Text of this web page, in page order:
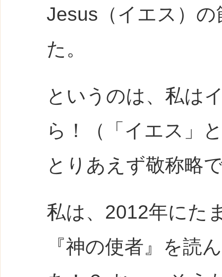
Jesus（イエス）
た。
というのは、私は
ら！（「イエス」
とりあえず敬称略
私は、2012年にた
『神の使者』を読